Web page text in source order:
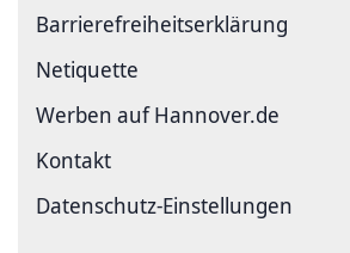
Barriere­freiheits­erklärung
Netiquette
Werben auf Hannover.de
Kontakt
Datenschutz-Einstellungen